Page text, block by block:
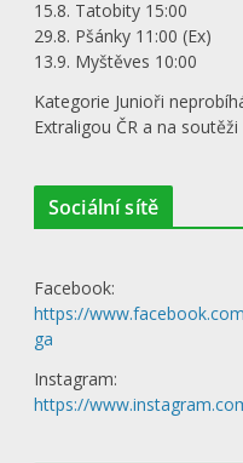
15.8. Tatobity 15:00
29.8. Pšánky 11:00 (Ex)
13.9. Myštěves 10:00
Kategorie Junioři
Extraligou ČR a na
Sociální sítě
Facebook:
https://
ga
Instagram:
https://